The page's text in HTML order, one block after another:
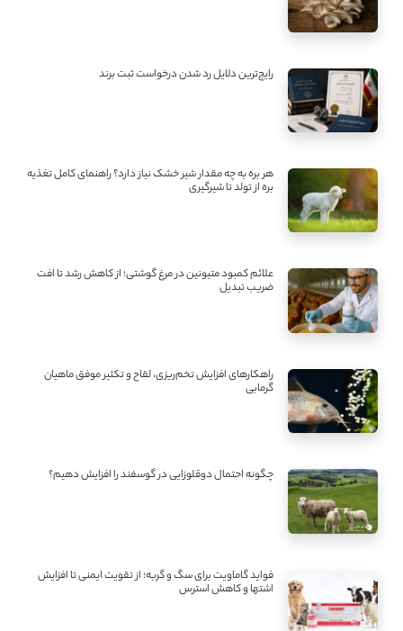
رایج‌ترین دلایل رد شدن درخواست ثبت برند
هر بره به چه مقدار شیر خشک نیاز دارد؟ راهنمای کامل تغذیه
بره از تولد تا شیرگیری
علائم کمبود متیونین در مرغ گوشتی؛ از کاهش رشد تا افت
ضریب تبدیل
راهکارهای افزایش تخم‌ریزی، لقاح و تکثیر موفق ماهیان
گرمابی
چگونه احتمال دوقلوزایی در گوسفند را افزایش دهیم؟
فواید گاماویت برای سگ و گربه؛ از تقویت ایمنی تا افزایش
اشتها و کاهش استرس